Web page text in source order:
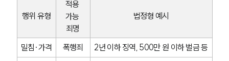
행위 유형
적용
가능
죄명
법정형 예시
밀침·가격 폭행죄
2년 이하 징역, 500만 원 이하 벌금 등